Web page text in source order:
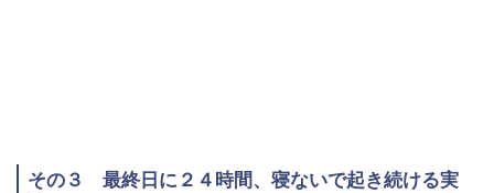
その３ 最終日に２４時間、寝ないで起き続ける実